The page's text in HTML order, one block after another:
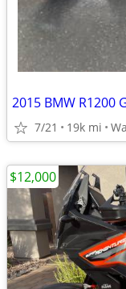
2015 BMW R1200
7/21 19k mi
$12,000